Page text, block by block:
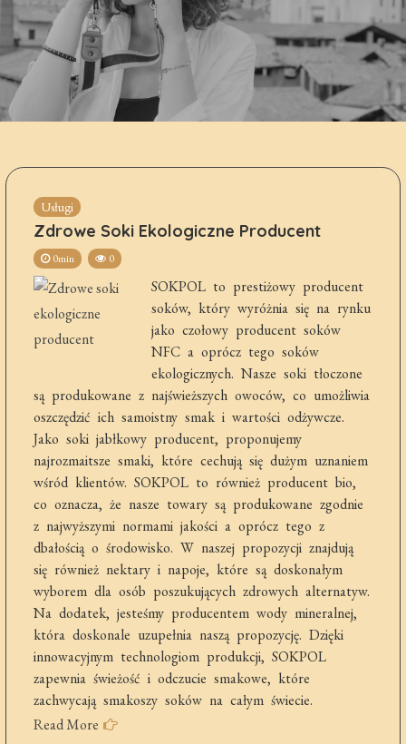
Usługi
Zdrowe Soki Ekologiczne Producent
0min 0
SOKPOL to prestiżowy producent
soków, który wyróżnia się na rynku
jako czołowy producent soków
NFC a oprócz tego soków
ekologicznych. Nasze soki tłoczone
są produkowane z najświeższych owoców, co umożliwia
oszczędzić ich samoistny smak i wartości odżywcze.
Jako soki jabłkowy producent, proponujemy
najrozmaitsze smaki, które cechują się dużym uznaniem
wśród klientów. SOKPOL to również producent bio,
co oznacza, że nasze towary są produkowane zgodnie
z najwyższymi normami jakości a oprócz tego z
dbałością o środowisko. W naszej propozycji znajdują
się również nektary i napoje, które są doskonałym
wyborem dla osób poszukujących zdrowych alternatyw.
Na dodatek, jesteśmy producentem wody mineralnej,
która doskonale uzupełnia naszą propozycję. Dzięki
innowacyjnym technologiom produkcji, SOKPOL
zapewnia świeżość i odczucie smakowe, które
zachwycają smakoszy soków na całym świecie.
Read More